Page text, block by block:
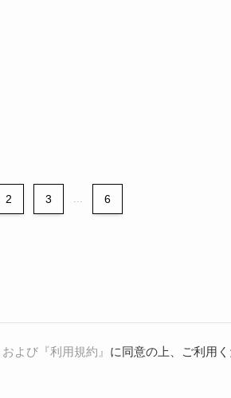
2 3 6
よび『利用規約』 に同意の上、ご利用